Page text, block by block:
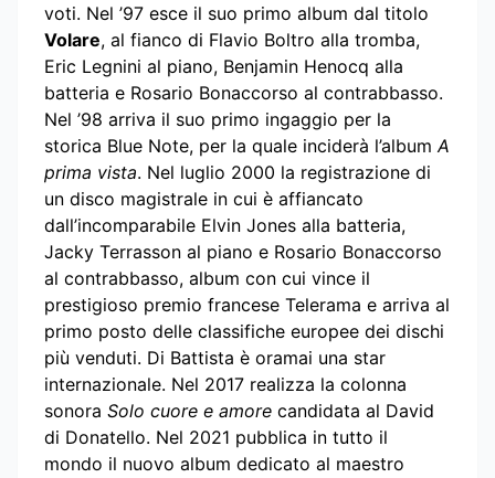
voti. Nel ’97 esce il suo primo album dal titolo
Volare, al fianco di Flavio Boltro alla tromba,
Eric Legnini al piano, Benjamin Henocq alla
batteria e Rosario Bonaccorso al contrabbasso.
Nel ’98 arriva il suo primo ingaggio per la
storica Blue Note, per la quale inciderà l’albumA
prima vista. Nel luglio 2000 la registrazione di
un disco magistrale in cui è affiancato
dall’incomparabile Elvin Jones alla batteria,
Jacky Terrasson al piano e Rosario Bonaccorso
al contrabbasso, album con cui vince il
prestigioso premio francese Telerama e arriva al
primo posto delle classifiche europee dei dischi
più venduti. Di Battista è oramai una star
internazionale. Nel 2017 realizza la colonna
sonora Solo cuore e amore candidata al David
di Donatello. Nel 2021 pubblica in tutto il
mondo il nuovo album dedicato al maestro